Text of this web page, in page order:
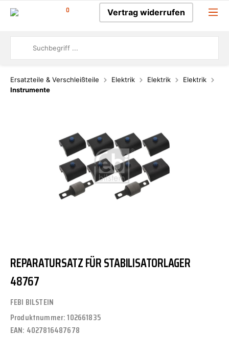
0 Vertrag widerrufen
Ersatzteile & Verschleißteile Elektrik Elektrik
Elektrik
Instrumente
REPARATURSATZ FÜR STABILISATORLAGER
48767
FEBI BILSTEIN
Produktnummer:102661835
EAN: 4027816487678